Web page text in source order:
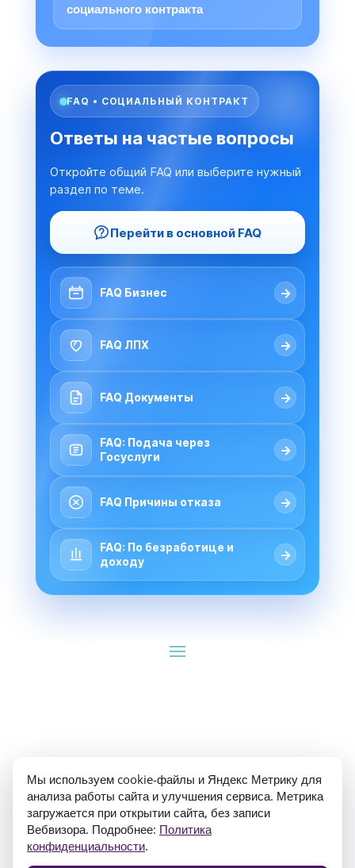
социального контракта
FAQ • СОЦИАЛЬНЫЙ КОНТРАКТ
Ответы на частые вопросы
Откройте общий FAQ или выберите нужный
раздел по теме.
Перейти в основной FAQ
FAQ Бизнес →
FAQ ЛПХ →
FAQ Документы →
FAQ: Подача через
Госуслуги
→
FAQ Причины отказа →
FAQ: По безработице и
доходу
→
ИП Гуляев Е.А. ОГРН 310784709900570 ИНН
781020474307
Мы используем cookie-файлы и Яндекс Метрику для
анализа работы сайта и улучшения сервиса. Метрика
загружается при открытии сайта, без записи
Вебвизора. Подробнее: Политика
конфиденциальности.